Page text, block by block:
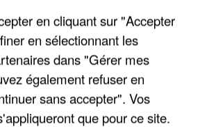
CHANTE
Voir plus
en cliquant sur "Accepter
en sélectionnant les
dans "Gérer mes
également refuser en
sans accepter". Vos
que pour ce site.